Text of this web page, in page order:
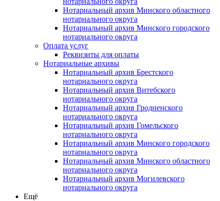
Нотариальный архив Минского областного
нотариального округа
Нотариальный архив Минского городского
нотариального округа
Оплата услуг
Реквизиты для оплаты
Нотариальные архивы
Нотариальный архив Брестского
нотариального округа
Нотариальный архив Витебского
нотариального округа
Нотариальный архив Гродненского
нотариального округа
Нотариальный архив Гомельского
нотариального округа
Нотариальный архив Минского городского
нотариального округа
Нотариальный архив Минского областного
нотариального округа
Нотариальный архив Могилевского
нотариального округа
Ещё